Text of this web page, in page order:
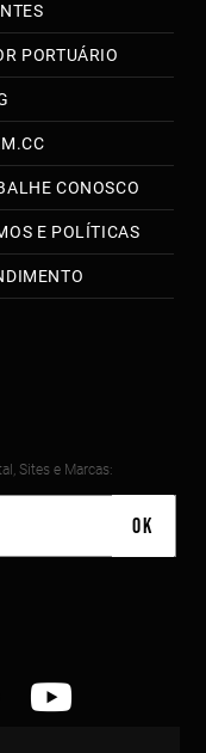
PORTUÁRIO
CONOSCO
E POLÍTICAS
Sites e Marcas: